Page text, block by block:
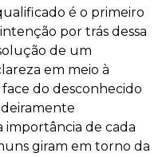
é o primeiro
por trás dessa
de um
em meio à
do desconhecido
importância de cada
giram em torno da